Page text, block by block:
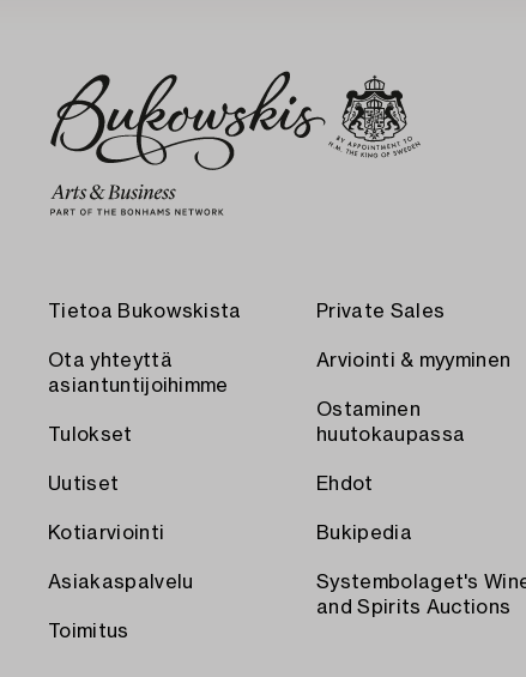
Tietoa Bukowskista
Ota yhteyttä
asiantuntijoihimme
Tulokset
Uutiset
Kotiarviointi
Asiakaspalvelu
Toimitus
Private Sales
Arviointi & myyminen
Ostaminen
huutokaupassa
Ehdot
Bukipedia
Systembolaget's
and Spirits Auctions